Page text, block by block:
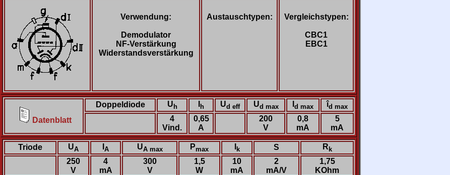
Verwendung:
Demodulator
NF-Verstärkung
Widerstandsverstärkung
Austauschtypen: Vergleichstypen:
CBC1
EBC1
Datenblatt
Doppeldiode U h h Ud eff Ud max d max îd max
4
Vind.
0,65
A
200
V
0,8
mA
5
mA
Triode UA A UA max Pmax k S R k
250
V
4
mA
300
V
1,5
W
10
mA
2
mA/V
1,75
KOhm